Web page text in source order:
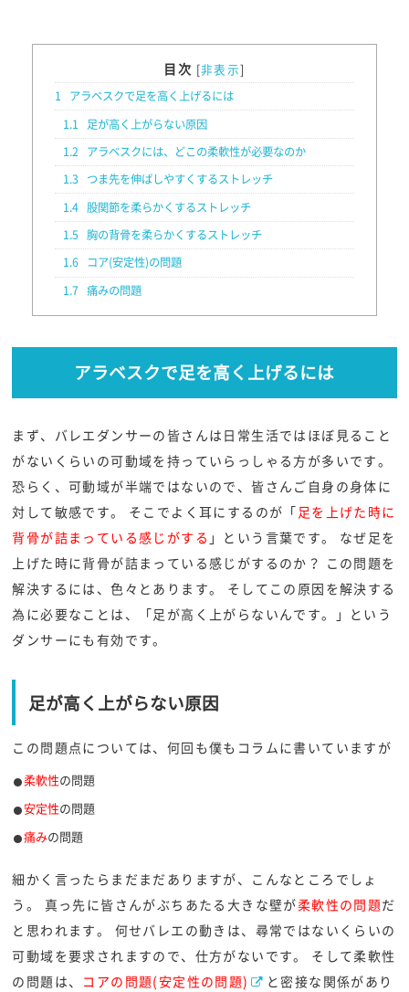
目次 [非表示]
1
アラベスクで足を高く上げるには
1.1
足が高く上がらない原因
1.2 アラベスクには、どこの柔軟性が必要なのか
1.3 つま先を伸ばしやすくするストレッチ
1.4 股関節を柔らかくするストレッチ
1.5 胸の背骨を柔らかくするストレッチ
1.6
コア(安定性)の問題
1.7 痛みの問題
アラベスクで足を高く上げるには
まず、バレエダンサーの皆さんは日常生活ではほぼ見ること
がないくらいの可動域を持っていらっしゃる方が多いです。
恐らく、可動域が半端ではないので、皆さんご自身の身体に
対して敏感です。 そこでよく耳にするのが「 足を上げた時に
背骨が詰まっている感じがする 」という言葉です。 なぜ足を
上げた時に背骨が詰まっている感じがするのか？ この問題を
解決するには、色々とあります。 そしてこの原因を解決する
為に必要なことは、「足が高く上がらないんです。」という
ダンサーにも有効です。
足が高く上がらない原因
この問題点については、何回も僕もコラムに書いていますが
柔軟性の問題
安定性の問題
痛みの問題
細かく言ったらまだまだありますが、こんなところでしょ
う。 真っ先に皆さんがぶちあたる大きな壁が柔軟性の問題だ
と思われます。 何せバレエの動きは、尋常ではないくらいの
可動域を要求されますので、仕方がないです。 そして柔軟性
の問題は、 コアの問題(安定性の問題)
と密接な関係があり